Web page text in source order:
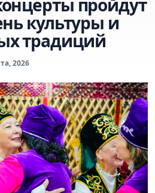
пройдут
культуры и
традиций
2026